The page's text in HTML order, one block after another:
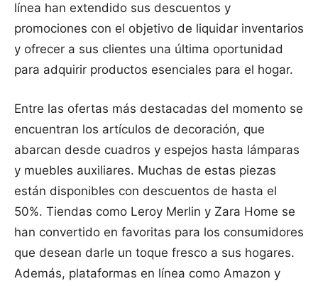
línea han extendido sus descuentos y
promociones con el objetivo de liquidar inventarios
y ofrecer a sus clientes una última oportunidad
para adquirir productos esenciales para el hogar.
Entre las ofertas más destacadas del momento se
encuentran los artículos de decoración, que
abarcan desde cuadros y espejos hasta lámparas
y muebles auxiliares. Muchas de estas piezas
están disponibles con descuentos de hasta el
50%. Tiendas como Leroy Merlin y Zara Home se
han convertido en favoritas para los consumidores
que desean darle un toque fresco a sus hogares.
Además, plataformas en línea como Amazon y